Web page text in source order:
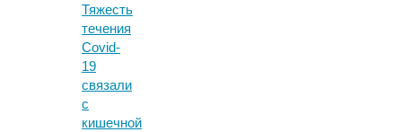
Тяжесть
течения
Covid-
19
связали
с
кишечной